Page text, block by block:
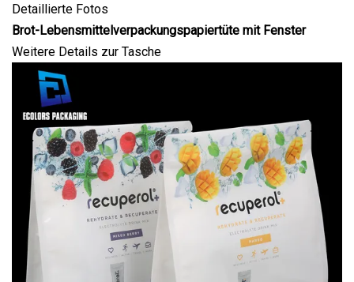
Detaillierte Fotos
Brot-Lebensmittelverpackungspapiertüte mit Fenster
Weitere Details zur Tasche